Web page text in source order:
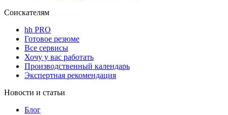
Соискателям
hh PRO
Готовое резюме
Все сервисы
Хочу у вас работать
Производственный календарь
Экспертная рекомендация
Новости и статьи
Блог